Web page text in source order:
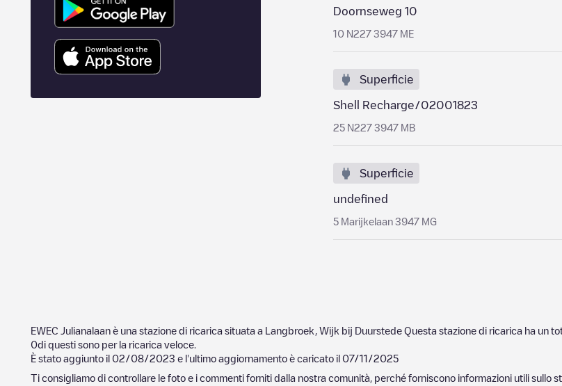
Doornseweg 10
10 N227 3947 ME
Superficie
Shell Recharge/02001823
25 N227 3947 MB
Superficie
undefined
5 Marijkelaan 3947 MG
EWEC Julianalaan è una stazione di ricarica situata a Langbroek Wijk bij Duurstede Questa stazione di ricarica ha un
0di questi sono per la ricarica veloce.
È stato aggiunto il 02/08/2023 e l'ultimo aggiornamento è caricato il 07/11/2025
Ti consigliamo di controllare le foto e i commenti forniti dalla nostra comunità, perché forniscono informazioni utili